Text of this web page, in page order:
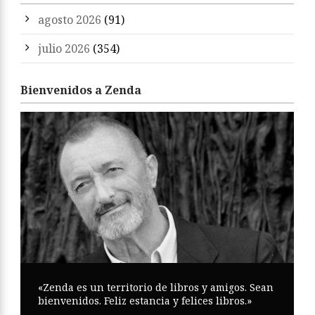
agosto 2026 (91)
julio 2026 (354)
Bienvenidos a Zenda
«Zenda es un territorio de libros y amigos. Sean
bienvenidos. Feliz estancia y felices libros.»